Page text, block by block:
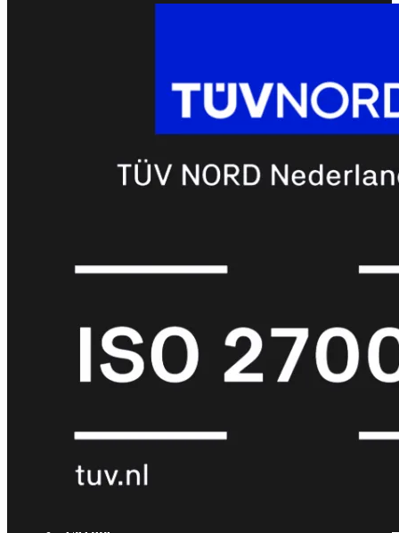
FortiAPFortiWiFi
FortiGate
Wi-
Fi
30GFortiWiFi
51G FortiWiFi
60FFortiWiFi
61F
71GFortiWiFi
81F
Licentie